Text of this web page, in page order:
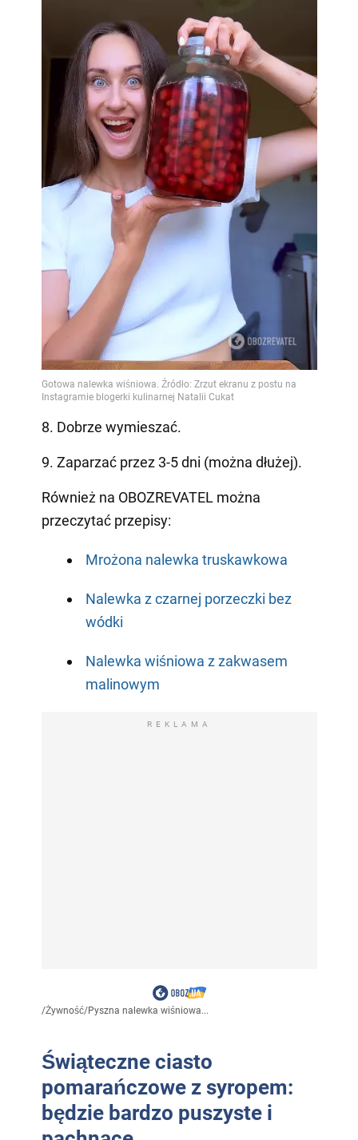
8. Dobrze wymieszać.
9. Zaparzać przez 3-5 dni (można dłużej).
Również na OBOZREVATEL można
przeczytać przepisy:
Mrożona nalewka truskawkowa
Nalewka z czarnej porzeczki bez
wódki
Nalewka wiśniowa z zakwasem
malinowym
REKLAMA
/Żywność/Pyszna nalewka wiśniowa...
Świąteczne ciasto
pomarańczowe z syropem:
będzie bardzo puszyste i